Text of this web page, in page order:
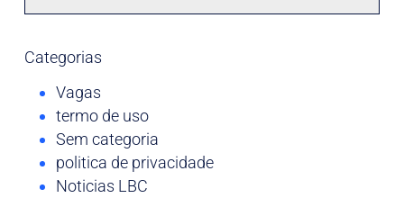
Categorias
Vagas
termo de uso
Sem categoria
politica de privacidade
Noticias LBC